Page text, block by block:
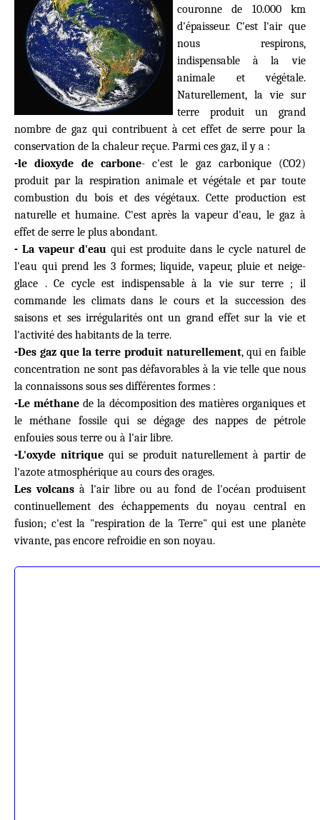
couronne de 10.000 km
d'épaisseur. C'est l'air que
nous respirons,
indispensable à la vie
animale et végétale.
Naturellement, la vie sur
terre produit un grand
nombre de gaz qui contribuent à cet effet de serre pour la
conservation de la chaleur reçue. Parmi ces gaz, il y a :
-le dioxyde de carbone- c'est le gaz carbonique (CO2)
produit par la respiration animale et végétale et par toute
combustion du bois et des végétaux. Cette production est
naturelle et humaine. C'est après la vapeur d'eau, le gaz à
effet de serre le plus abondant.
- La vapeur d'eau qui est produite dans le cycle naturel de
l'eau qui prend les 3 formes; liquide, vapeur, pluie et neige-
glace . Ce cycle est indispensable à la vie sur terre ; il
commande les climats dans le cours et la succession des
saisons et ses irrégularités ont un grand effet sur la vie et
l'activité des habitants de la terre.
-Des gaz que la terre produit naturellement, qui en faible
concentration ne sont pas défavorables à la vie telle que nous
la connaissons sous ses différentes formes :
-Le méthane de la décomposition des matières organiques et
le méthane fossile qui se dégage des nappes de pétrole
enfouies sous terre ou à l'air libre.
-L'oxyde nitriquequi se produit naturellement à partir de
l'azote atmosphérique au cours des orages.
Les volcans à l'air libre ou au fond de l'océan produisent
continuellement des échappements du noyau central en
fusion; c'est la "respiration de la Terre" qui est une planète
vivante, pas encore refroidie en son noyau.